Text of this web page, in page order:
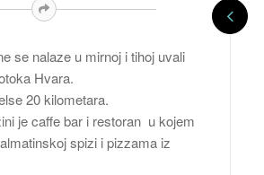
se nalaze u mirnoj i tihoj uvali
Hvara.
20 kilometara.
je caffe bar i restoran u kojem
spizi i pizzama iz